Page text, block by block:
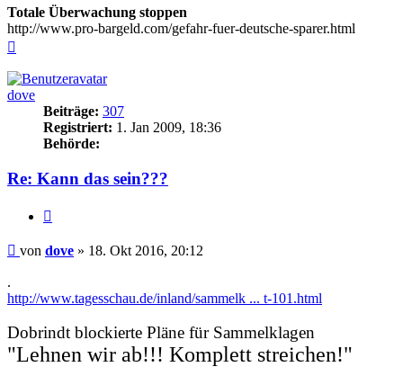
Totale Überwachung stoppen
http://www.pro-bargeld.com/gefahr-fuer-deutsche-sparer.html
dove
Beiträge: 307
Registriert: 1. Jan 2009, 18:36
Behörde:
Re: Kann das sein???
Beitrag
von dove » 18. Okt 2016, 20:12
.
http://www.tagesschau.de/inland/sammelk ... t-101.html
Dobrindt blockierte Pläne für Sammelklagen
"Lehnen wir ab!!! Komplett streichen!"